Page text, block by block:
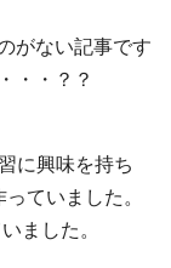
がない記事です
・・？？
に興味を持ち
ていました。
ました。